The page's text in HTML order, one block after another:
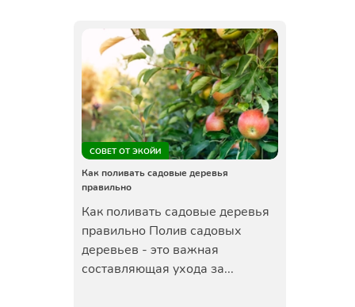
СОВЕТ ОТ ЭКОЙИ
Как поливать садовые деревья
правильно
Как поливать садовые деревья
правильно Полив садовых
деревьев - это важная
составляющая ухода за...